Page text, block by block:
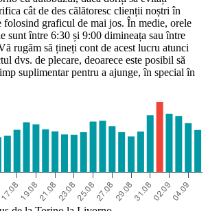
cât de des călătoresc clienții noștri în
folosind graficul de mai jos. În medie, orele
sunt între 6:30 și 9:00 dimineața sau între
rugăm să țineți cont de acest lucru atunci
dvs. de plecare, deoarece este posibil să
suplimentar pentru a ajunge, în special în